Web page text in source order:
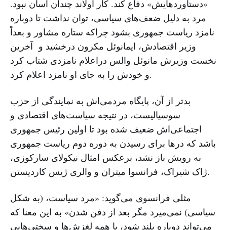
«دستآوردهایش» دفاع کند. کار اولاند چندان آسان نبود.
مرد به دلیل ضعف‌های سیاسی، توان نداشت تا دوباره
نامزد ریاست جمهوری بشود چراکه ستاره مشاور و بعداً
وزیر اقتصادش، ایمانوئل مکرون درخشید و آخرین
نخست وزیرش مانوئل والس دراعلام نامزدی شتاب کرد
و خودش را به جای او نامزد اعلام کرد.
بدتر از آن، پایگاه مردمی‌اش به نمایندگی از حزب
سوسیالیست، در نتیجه سیاست‌های اقتصادی و
اجتماعی‌اش ضعیف شده بود تا اولین رئیس جمهوری
باشد که درها برای رسیدن به دوره دوم ریاست جمهوری
به رویش باز نشد، برعکس امثال نیکولای سارکوزی،
ژاک شیراک، فرانسوا میتران و والری ژیس کاردیستن.
مثلی فرانسوی می‌گوید: «مرد سیاست، (به شکل
سیاسی) نمی‌میرد مگر بعد از دفن شدن» به این معنا که
می‌تواند دوباره بلند شود، با همه لغزش‌ها و سختی‌هایی